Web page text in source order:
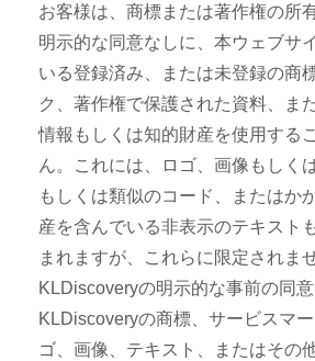
お客様は、商標または著作権の所
明示的な同意なしに、本ウェブサ
いる登録済み、または未登録の商
ク、著作権で保護された資料、ま
情報もしくは知的財産を使用する
ん。これには、ロゴ、画像もしく
もしくは類似のコード、またはか
産を含んでいる非表示のテキスト
まれますが、これらに限定されませ
KLDiscoveryの明示的な事前の同意
KLDiscoveryの商標、サービスマ
ゴ、画像、テキスト、またはその